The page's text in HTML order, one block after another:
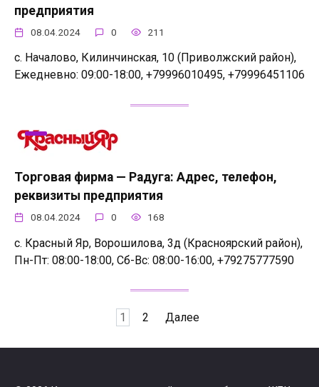
предприятия
08.04.2024 0 211
с. Началово, Килинчинская, 10 (Приволжский район),
Ежедневно: 09:00-18:00, +79996010495, +79996451106
Торговая фирма — Радуга: Адрес, телефон,
реквизиты предприятия
08.04.2024 0 168
с. Красный Яр, Ворошилова, 3д (Красноярский район),
Пн-Пт: 08:00-18:00, Сб-Вс: 08:00-16:00, +79275777590
1 2 Далее